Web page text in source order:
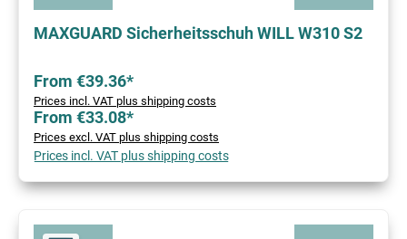
MAXGUARD Sicherheitsschuh WILL W310 S2
From €39.36*
Prices incl. VAT plus shipping costs
From €33.08*
Prices excl. VAT plus shipping costs
Prices incl. VAT plus shipping costs